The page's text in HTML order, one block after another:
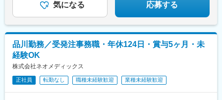
気になる 応募する
品川勤務／受発注事務職・年休124日・賞与5ヶ月・未
経験OK
株式会社ネオメディックス
正社員 転勤なし 職種未経験歓迎 業種未経験歓迎